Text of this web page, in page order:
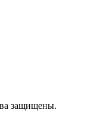
защищены.